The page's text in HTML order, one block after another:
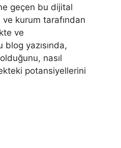
geçen bu dijital
ve kurum tarafından
ve
blog yazısında,
nasıl
potansiyellerini